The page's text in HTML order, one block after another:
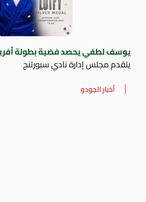
يوسف لطفي يحصد فضية بطولة
يتقدم مجلس إدارة نادي سبورتنج
أخبار الجودو